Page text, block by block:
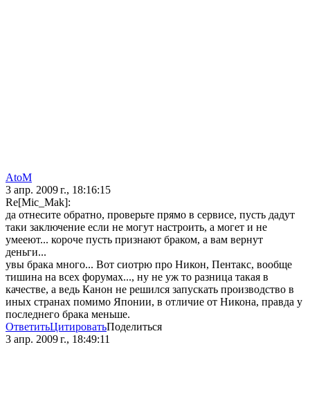
AtoM
3 апр. 2009 г., 18:16:15
Re[Mic_Mak]:
да отнесите обратно, проверьте прямо в сервисе, пусть дадут
таки заключение если не могут настроить, а могет и не
умееют... короче пусть признают браком, а вам вернут
деньги...
увы брака много... Вот сиотрю про Никон, Пентакс, вообще
тишина на всех форумах..., ну не уж то разница такая в
качестве, а ведь Канон не решился запускать производство в
иных странах помимо Японии, в отличие от Никона, правда у
последнего брака меньше.
ОтветитьЦитироватьПоделиться
3 апр. 2009 г., 18:49:11